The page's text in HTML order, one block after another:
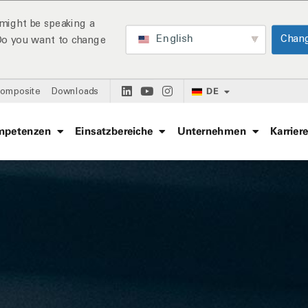
be speaking a
you want to change English
Downloads DE
Einsatzbereiche Unternehmen Karriere